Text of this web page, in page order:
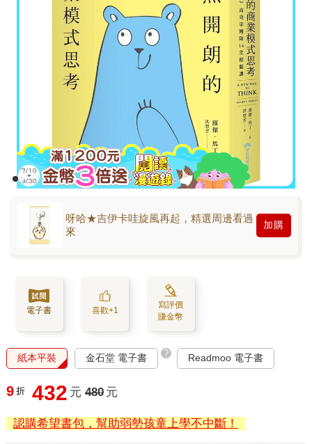
呀哈★吉伊卡哇旋風再起，精選周邊看過
來
加購
電子書 喜歡+1
寫評價
賺金幣
紙本平裝 金石堂 電子書 ? Readmoo 電子書
9 折 432 元 480 元
認購希望書包，幫助弱勢孩童上學不中斷！